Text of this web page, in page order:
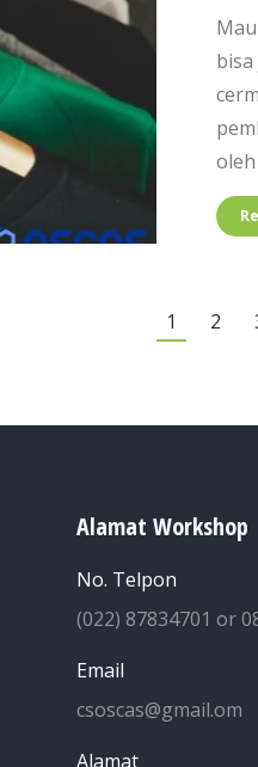
1 2
Alamat Workshop
No. Telpon
(022) 87834701 or
Email
csoscas@gmail.om
Alamat